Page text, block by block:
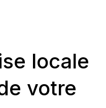
locale
votre